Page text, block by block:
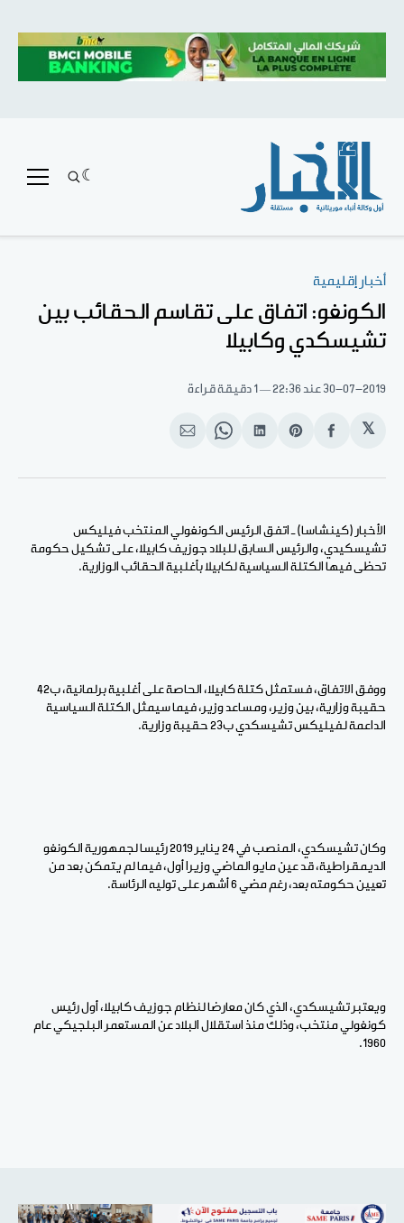
أخبار إقليمية
الكونغو: اتفاق على تقاسم الحقائب بين
تشيسكدي وكابيلا
30-07-2019 عند 22:36 1 دقيقة قراءة
𝕏
انشر
الفيسبوك
Share
Pinterest
انشر
لينكد
Share
WhatsApp
انشر
الإيميل
الأخبار (كينشاسا) ـ اتفق الرئيس الكونغولي المنتخب فيليكس
تشيسكيدي، والرئيس السابق للبلاد جوزيف كابيلا، على تشكيل حكومة
تحظى فيها الكتلة السياسية لكابيلا بأغلبية الحقائب الوزارية.
ووفق الاتفاق، فستمثل كتلة كابيلا، الحاصة على أغلبية برلمانية، ب42
حقيبة وزارية، بين وزير، ومساعد وزير، فيما سيمثل الكتلة السياسية
الداعمة لفيليكس تشيسكدي ب23 حقيبة وزارية.
وكان تشيسكدي، المنصب في 24 يناير 2019 رئيسا لجمهورية الكونغو
الديمقراطية، قد عين مايو الماضي وزيرا أول، فيما لم يتمكن بعد من
تعيين حكومته بعد، رغم مضي 6 أشهر على توليه الرئاسة.
ويعتبر تشيسكدي، الذي كان معارضا لنظام جوزيف كابيلا، أول رئيس
كونغولي منتخب، وذلك منذ استقلال البلاد عن المستعمر البلجيكي عام
1960.